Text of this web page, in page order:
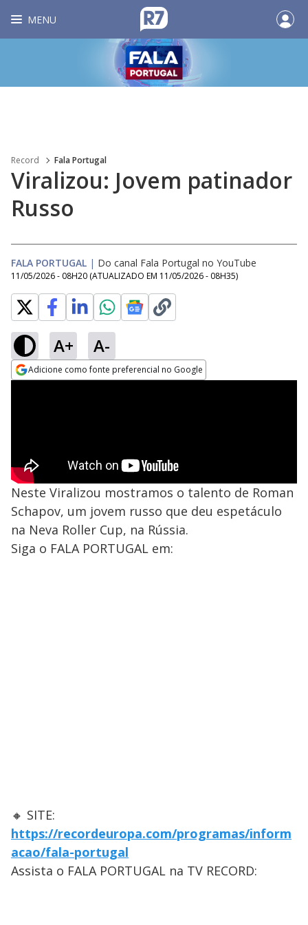
MENU
Record Fala Portugal
Viralizou: Jovem patinador
Russo
FALA PORTUGAL | Do canal Fala Portugal no YouTube
11/05/2026 - 08H20 (ATUALIZADO EM 11/05/2026 - 08H35)
A+ A-
Adicione como fonte preferencial no Google
Neste Viralizou mostramos o talento de Roman
Schapov, um jovem russo que deu espetáculo
na Neva Roller Cup, na Rússia.
Siga o FALA PORTUGAL em:
🔸 SITE:
https://recordeuropa.com/programas/inform
acao/fala-portugal
Assista o FALA PORTUGAL na TV RECORD: